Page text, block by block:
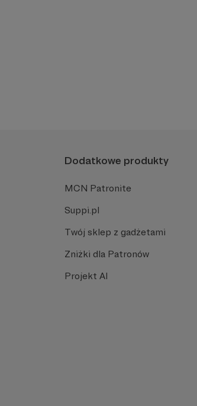
Dodatkowe produkty
MCN Patronite
Suppi.pl
Twój sklep z gadżetami
Zniżki dla Patronów
Projekt AI